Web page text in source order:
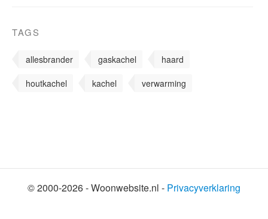
TAGS
allesbrander gaskachel
haard
houtkachel
kachel verwarming
© 2000-2026 - Woonwebsite.nl - Privacyverklaring